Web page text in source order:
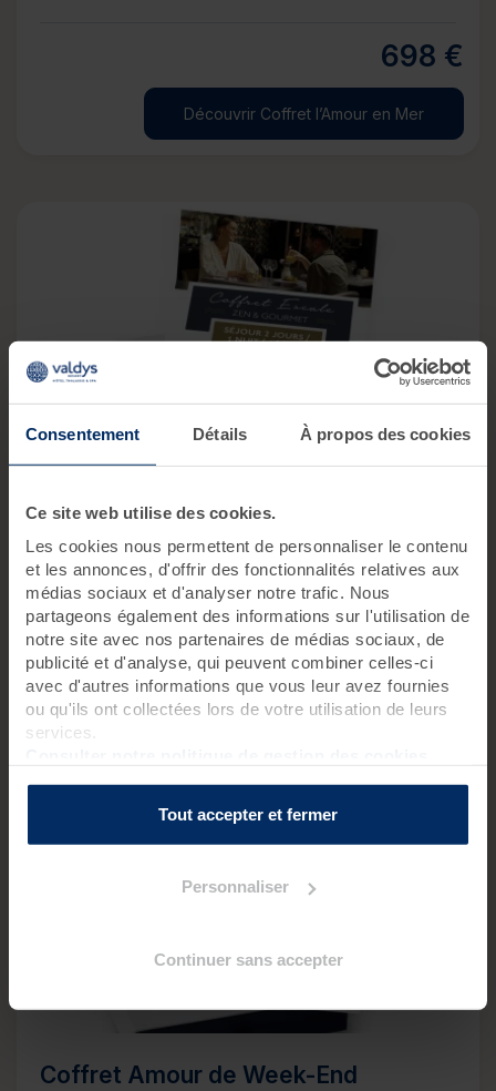
Consentement Détails À propos des cookies
Ce site web utilise des cookies.
Les cookies nous permettent de personnaliser le contenu
et les annonces, d'offrir des fonctionnalités relatives aux
médias sociaux et d'analyser notre trafic. Nous
partageons également des informations sur l'utilisation de
notre site avec nos partenaires de médias sociaux, de
publicité et d'analyse, qui peuvent combiner celles-ci
avec d'autres informations que vous leur avez fournies
ou qu'ils ont collectées lors de votre utilisation de leurs
services.
Tout accepter et fermer
Personnaliser
Continuer sans accepter
698 €
Découvrir Coffret l’Amour en Mer
Vous souhaitez profiter d’un week-end détente tout
compris ?
2 jours,1 nuit,4 soins, 3 repas 2 pers.
770 €
Découvrir Coffret Escale Zen & Gourmet
Coffret Amour de Week-End